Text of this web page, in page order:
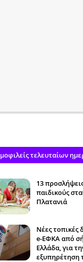
τελευταίων
13
παιδικούς
Πλατανιά
Νέες τοπικές
e-ΕΦΚΑ από
Ελλάδα, για
εξυπηρέτηση